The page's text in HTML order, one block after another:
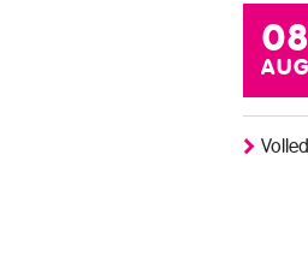
08
AUG